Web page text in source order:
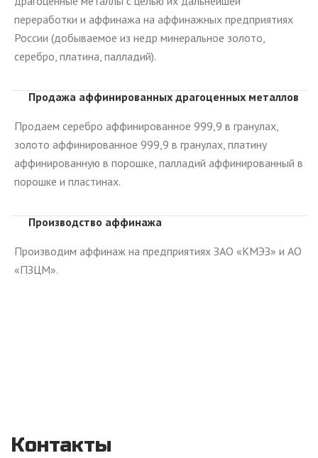
переработки и аффинажа на аффинажных предприятиях
России (добываемое из недр минеральное золото,
серебро, платина, палладий).
Продажа аффинированных драгоценных металлов
Продаем серебро аффинированное 999,9 в гранулах,
золото аффинированное 999,9 в гранулах, платину
аффинированную в порошке, палладий аффинированный в
порошке и пластинах.
Производство аффинажа
Производим аффинаж на предприятиях ЗАО «КМЭЗ» и АО
«ПЗЦМ».
Контакты